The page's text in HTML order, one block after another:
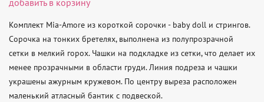
добавить в корзину
Комплект Mia-Amore из короткой сорочки - baby doll и стрингов.
Сорочка на тонких бретелях, выполнена из полупрозрачной
сетки в мелкий горох. Чашки на подкладке из сетки, что делает их
менее прозрачными в области груди. Линия подреза и чашки
украшены ажурным кружевом. По центру выреза расположен
маленький атласный бантик с подвеской.